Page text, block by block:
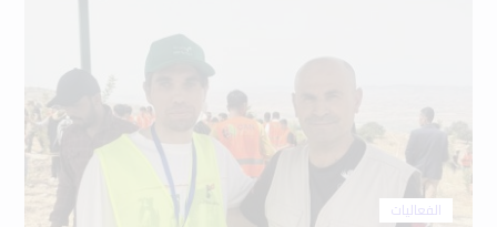
الفعاليات